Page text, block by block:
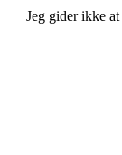
Jeg gider ikke